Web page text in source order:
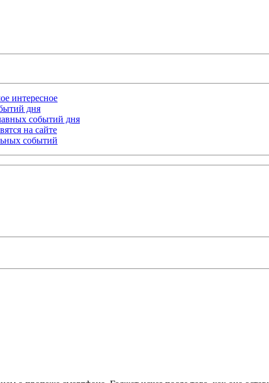
интересное
дня
событий дня
на сайте
событий